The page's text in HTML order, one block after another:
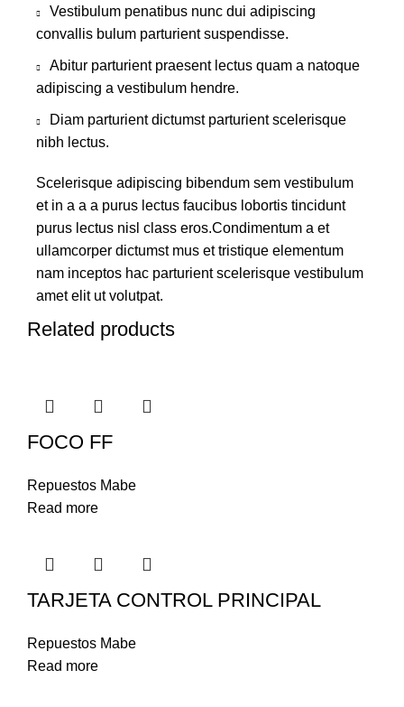
Vestibulum penatibus nunc dui adipiscing
convallis bulum parturient suspendisse.
Abitur parturient praesent lectus quam a natoque
adipiscing a vestibulum hendre.
Diam parturient dictumst parturient scelerisque
nibh lectus.
Scelerisque adipiscing bibendum sem vestibulum
et in a a a purus lectus faucibus lobortis tincidunt
purus lectus nisl class eros.Condimentum a et
ullamcorper dictumst mus et tristique elementum
nam inceptos hac parturient scelerisque vestibulum
amet elit ut volutpat.
Related products
FOCO FF
Repuestos Mabe
Read more
TARJETA CONTROL PRINCIPAL
Repuestos Mabe
Read more